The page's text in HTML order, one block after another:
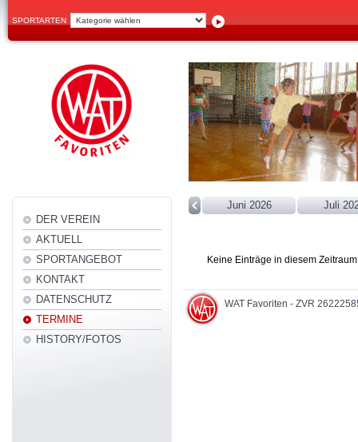
SPORTARTEN
Juni 2026 Juli
Keine Einträge in diesem
DER VEREIN
AKTUELL
SPORTANGEBOT
KONTAKT
DATENSCHUTZ
TERMINE
HISTORY/FOTOS
WAT Favoriten - ZVR